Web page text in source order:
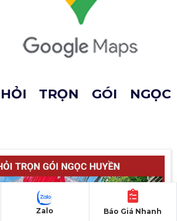
TRỌN GÓI NGỌC
Báo Giá Nhanh
Zalo